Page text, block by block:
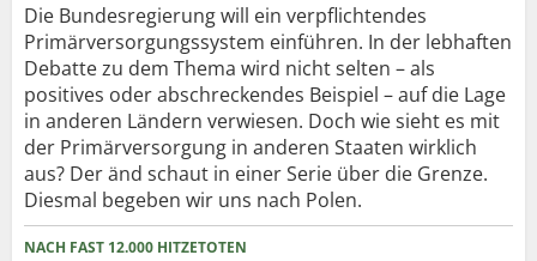
Die Bundesregierung will ein verpflichtendes
Primärversorgungssystem einführen. In der lebhaften
Debatte zu dem Thema wird nicht selten – als
positives oder abschreckendes Beispiel – auf die Lage
in anderen Ländern verwiesen. Doch wie sieht es mit
der Primärversorgung in anderen Staaten wirklich
aus? Der änd schaut in einer Serie über die Grenze.
Diesmal begeben wir uns nach Polen.
NACH FAST 12.000 HITZETOTEN